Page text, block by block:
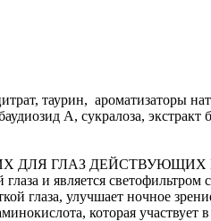
таурин, ароматизаторы
А, сукралоза, экстракт
ДЛЯ ГЛАЗ
глаза и является
глаза, улучшает ночное
которая